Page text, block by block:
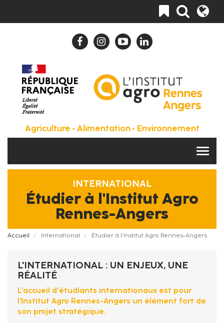
contenu
Toggle
navigation
Agriculture • Alimentation • Environnement
INTERNATIONAL
Étudier à l'Institut Agro
Rennes-Angers
FilAccueil International Étudier à l'Institut Agro Rennes-Angers
L'INTERNATIONAL : UN ENJEUX, UNE
RÉALITÉ
L'accueil d’étudiants internationaux est pour
l'Institut Agro Rennes-Angers un élément fort de
son projet stratégique.